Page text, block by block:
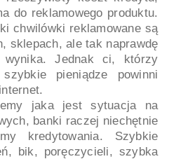
do reklamowego produktu.
chwilówki reklamowane są
sklepach, ale tak naprawdę
Jednak ci, którzy
pieniądze powinni
jaka jest sytuacja na
banki raczej niechętnie
kredytowania. Szybkie
bik, poręczycieli, szybka